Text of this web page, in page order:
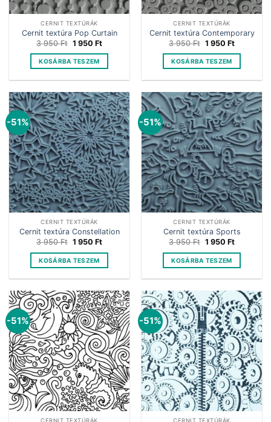
CERNIT TEXTÚRÁK
Cernit textúra Pop Curtain
3 950Ft Original
was:
3
950 Ft.
1 950 FtCurrent
is:
950 Ft.
KOSÁRBA TESZEM
CERNIT TEXTÚRÁK
Cernit textúra Contemporary
3 950Ft Original
was:
3
950 Ft.
1 950 FtCurrent
is:
950 Ft.
KOSÁRBA TESZEM
-51%
CERNIT TEXTÚRÁK
Cernit textúra Constellation
3 950Ft Original
was:
3
950 Ft.
1 950 FtCurrent
is:
950 Ft.
KOSÁRBA TESZEM
-51%
CERNIT TEXTÚRÁK
Cernit textúra Sports
3 950Ft Original
was:
3
950 Ft.
1 950 FtCurrent
is:
950 Ft.
KOSÁRBA TESZEM
-51%
CERNIT TEXTÚRÁK
-51%
CERNIT TEXTÚRÁK